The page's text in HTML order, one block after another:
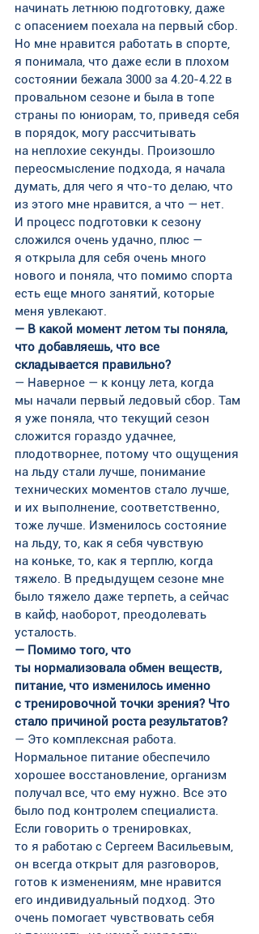
начинать летнюю подготовку, даже
с опасением поехала на первый сбор.
Но мне нравится работать в спорте,
я понимала, что даже если в плохом
состоянии бежала 3000 за 4.20-4.22 в
провальном сезоне и была в топе
страны по юниорам, то, приведя себя
в порядок, могу рассчитывать
на неплохие секунды. Произошло
переосмысление подхода, я начала
думать, для чего я что-то делаю, что
из этого мне нравится, а что — нет.
И процесс подготовки к сезону
сложился очень удачно, плюс —
я открыла для себя очень много
нового и поняла, что помимо спорта
есть еще много занятий, которые
меня увлекают.
— В какой момент летом ты поняла,
что добавляешь, что все
складывается правильно?
— Наверное — к концу лета, когда
мы начали первый ледовый сбор. Там
я уже поняла, что текущий сезон
сложится гораздо удачнее,
плодотворнее, потому что ощущения
на льду стали лучше, понимание
технических моментов стало лучше,
и их выполнение, соответственно,
тоже лучше. Изменилось состояние
на льду, то, как я себя чувствую
на коньке, то, как я терплю, когда
тяжело. В предыдущем сезоне мне
было тяжело даже терпеть, а сейчас
в кайф, наоборот, преодолевать
усталость.
— Помимо того, что
ты нормализовала обмен веществ,
питание, что изменилось именно
с тренировочной точки зрения? Что
стало причиной роста результатов?
— Это комплексная работа.
Нормальное питание обеспечило
хорошее восстановление, организм
получал все, что ему нужно. Все это
было под контролем специалиста.
Если говорить о тренировках,
то я работаю с Сергеем Васильевым,
он всегда открыт для разговоров,
готов к изменениям, мне нравится
его индивидуальный подход. Это
очень помогает чувствовать себя